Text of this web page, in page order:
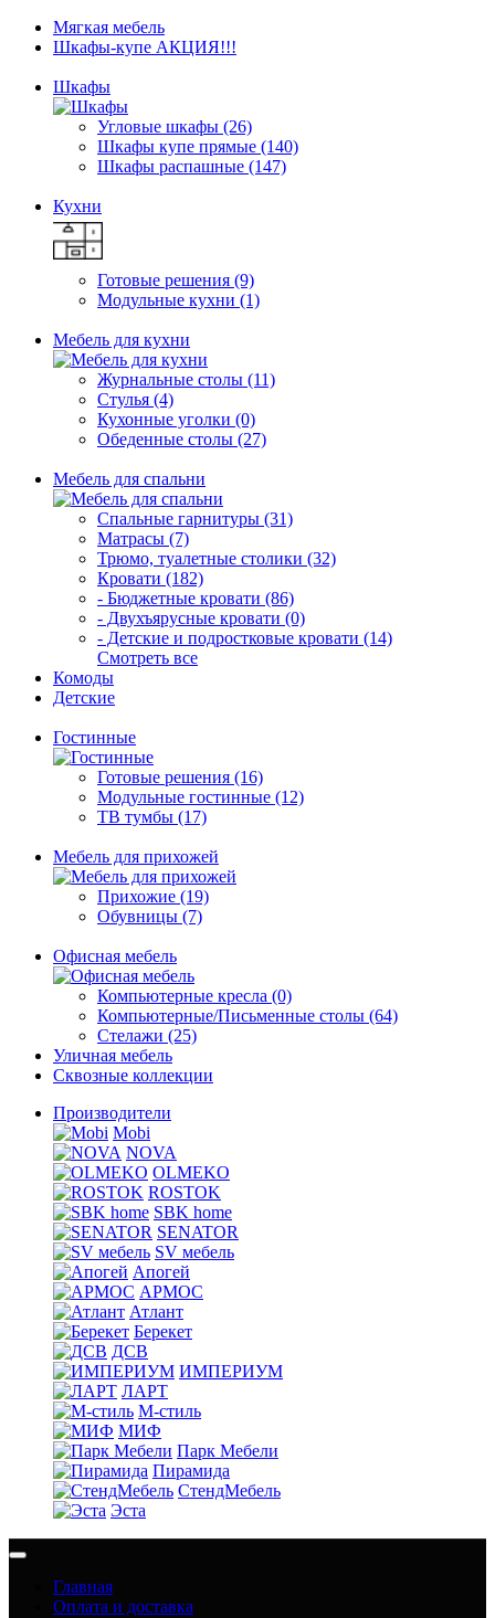
Мягкая мебель
Шкафы-купе АКЦИЯ!!!
Шкафы
Угловые шкафы (26)
Шкафы купе прямые (140)
Шкафы распашные (147)
Кухни
Готовые решения (9)
Модульные кухни (1)
Мебель для кухни
Журнальные столы (11)
Стулья (4)
Кухонные уголки (0)
Обеденные столы (27)
Мебель для спальни
Спальные гарнитуры (31)
Матрасы (7)
Трюмо, туалетные столики (32)
Кровати (182)
- Бюджетные кровати (86)
- Двухъярусные кровати (0)
- Детские и подростковые кровати (14)
Смотреть все
Комоды
Детские
Гостинные
Готовые решения (16)
Модульные гостинные (12)
ТВ тумбы (17)
Мебель для прихожей
Прихожие (19)
Обувницы (7)
Офисная мебель
Компьютерные кресла (0)
Компьютерные/Письменные столы (64)
Стелажи (25)
Уличная мебель
Сквозные коллекции
Производители
Mobi
NOVA
OLMEKO
ROSTOK
SBK home
SENATOR
SV мебель
Апогей
АРМОС
Атлант
Берекет
ДСВ
ИМПЕРИУМ
ЛАРТ
М-стиль
МИФ
Парк Мебели
Пирамида
СтендМебель
Эста
Главная
Оплата и доставка